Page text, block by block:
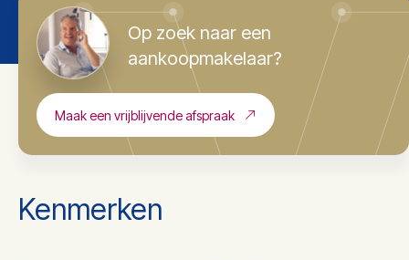
Op zoek naar een
aankoopmakelaar?
Maak een vrijblijvende afspraak
Kenmerken